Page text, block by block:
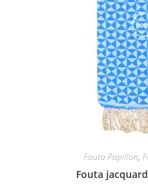
Fouta Papillon,
Fouta